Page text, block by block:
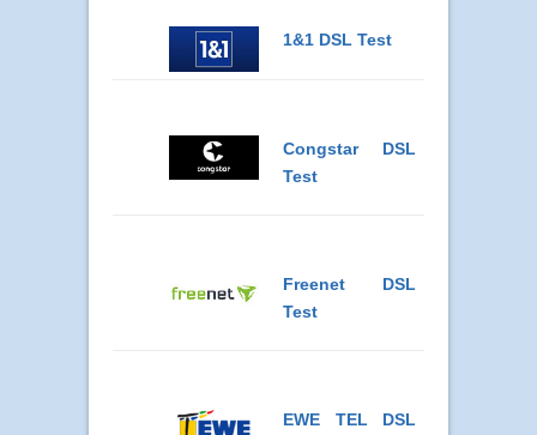
1&1 DSL Test
Congstar DSL
Test
Freenet DSL
Test
EWE TEL DSL